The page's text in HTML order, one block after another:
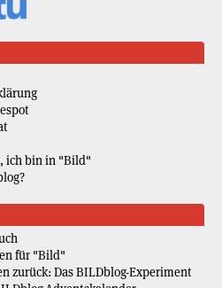
ich bin in "Bild"
für "Bild"
zurück: Das BILDblog-Experiment